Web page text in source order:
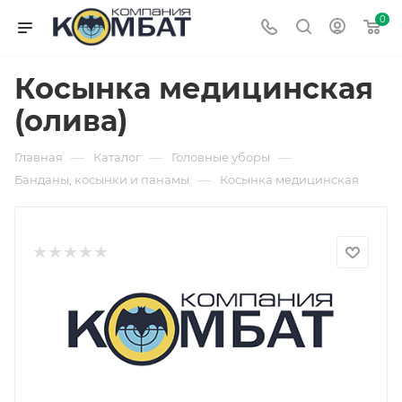
0
Косынка медицинская
(олива)
Главная — Каталог — Головные уборы —
Банданы, косынки и панамы — Косынка медицинская